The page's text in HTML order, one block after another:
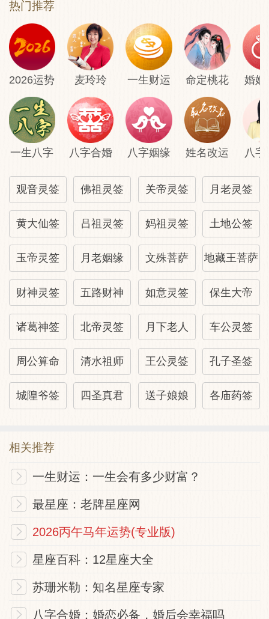
热门推荐
2026运势 麦玲玲 一生财运 命定桃花 婚姻
一生八字 八字合婚 八字姻缘 姓名改运 八字
观音灵签 佛祖灵签 关帝灵签 月老灵签
黄大仙签 吕祖灵签 妈祖灵签 土地公签
玉帝灵签 月老姻缘 文殊菩萨 地藏王菩萨
财神灵签 五路财神 如意灵签 保生大帝
诸葛神签 北帝灵签 月下老人 车公灵签
周公算命 清水祖师 王公灵签 孔子圣签
城隍爷签 四圣真君 送子娘娘 各庙药签
相关推荐
一生财运：一生会有多少财富？
最星座：老牌星座网
2026丙午马年运势(专业版)
星座百科：12星座大全
苏珊米勒：知名星座专家
八字合婚：婚恋必备，婚后会幸福吗